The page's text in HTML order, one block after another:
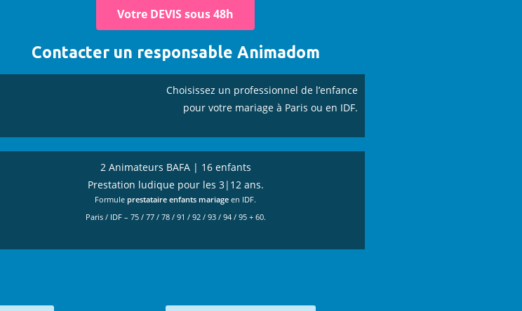
Votre DEVIS sous 48h
Contacter un responsable Animadom
Choisissez un professionnel de l’enfance
pour votre mariage à Paris ou en IDF.
2 Animateurs BAFA | 16 enfants
Prestation ludique pour les 3|12 ans.
Formule prestataire enfants mariage en IDF.
Paris / IDF – 75 / 77 / 78 / 91 / 92 / 93 / 94 / 95 + 60.